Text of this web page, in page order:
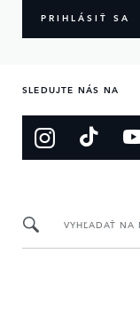
PRIHLÁSIŤ SA
SLEDUJTE NÁS NA
VYHĽADAŤ NA